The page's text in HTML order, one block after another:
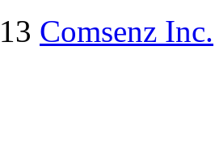
Comsenz Inc.